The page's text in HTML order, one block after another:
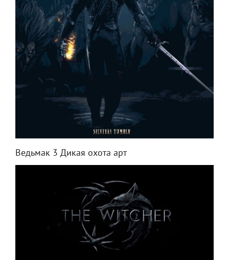
Ведьмак 3 Дикая охота арт